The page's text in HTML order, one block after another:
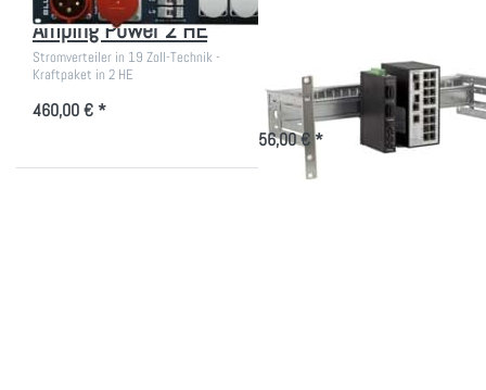
Amping Power 2 HE
Stromverteiler in 19 Zoll-Technik -
Kraftpaket in 2 HE
460,00 € *
Hutschienenträger
Träger von Hutschienengeräten
56,00 € *